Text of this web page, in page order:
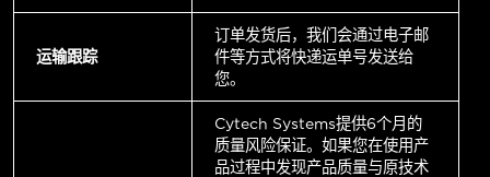
运输跟踪
订单发货后，我们会通过电子邮
件等方式将快递运单号发送给
您。
Cytech Systems提供6个月的
质量风险保证。如果您在使用产
品过程中发现产品质量与原技术